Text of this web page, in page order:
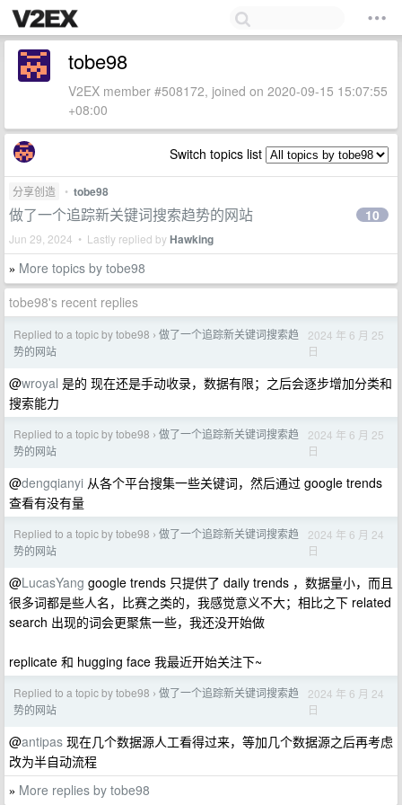
tobe98
V2EX member #508172, joined on 2020-09-15 15:07:55
+08:00
Switch topics list
分享创造 • tobe98
做了一个追踪新关键词搜索趋势的网站
Jun 29, 2024 • Lastly replied byHawking
10
» More topics by tobe98
tobe98's recent replies
Replied to a topic by tobe98 › 做了一个追踪新关键词搜索趋
势的网站
2024 年 6 月 25
日
@wroyal 是的 现在还是手动收录，数据有限；之后会逐步增加分类和
搜索能力
Replied to a topic by tobe98 › 做了一个追踪新关键词搜索趋
势的网站
2024 年 6 月 25
日
@dengqianyi 从各个平台搜集一些关键词，然后通过 google trends
查看有没有量
Replied to a topic by tobe98 › 做了一个追踪新关键词搜索趋
势的网站
2024 年 6 月 24
日
@LucasYang google trends 只提供了 daily trends ，数据量小，而且
很多词都是些人名，比赛之类的，我感觉意义不大；相比之下 related
search 出现的词会更聚焦一些，我还没开始做
replicate 和 hugging face 我最近开始关注下~
Replied to a topic by tobe98 › 做了一个追踪新关键词搜索趋
势的网站
2024 年 6 月 24
日
@antipas 现在几个数据源人工看得过来，等加几个数据源之后再考虑
改为半自动流程
» More replies by tobe98